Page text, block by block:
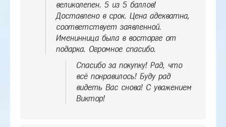
великолепен. 5 из 5 баллов!
Доставлено в срок. Цена адекватна,
соответствует заявленной.
Именинница была в восторге от
подарка. Огромное спасибо.
Спасибо за покупку! Рад, что
всё понравилось! Буду рад
видеть Вас снова! С уважением
Виктор!